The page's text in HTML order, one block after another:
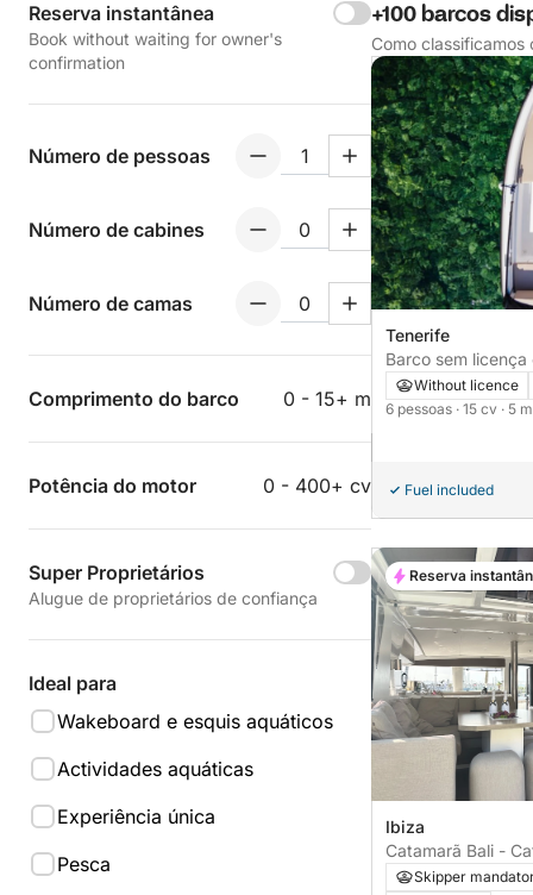
Reserva instantânea
Book without waiting for owner's
confirmation
Número de pessoas
Número de cabines
Número de camas
Comprimento do barco 0 - 15+ m
Potência do motor 0 - 400+ cv
Super Proprietários
Alugue de proprietários de confiança
Ideal para
Wakeboard e esquis aquáticos
Actividades aquáticas
Experiência única
Pesca
+100 barcos
Como classificamos
Tenerife
Barco sem licença compass 160e
15cvWithout licence
6 pessoas · 15 cv · 5 m
Fuel included
Ibiza
Catamarã Bali -
Skipper
Reserva